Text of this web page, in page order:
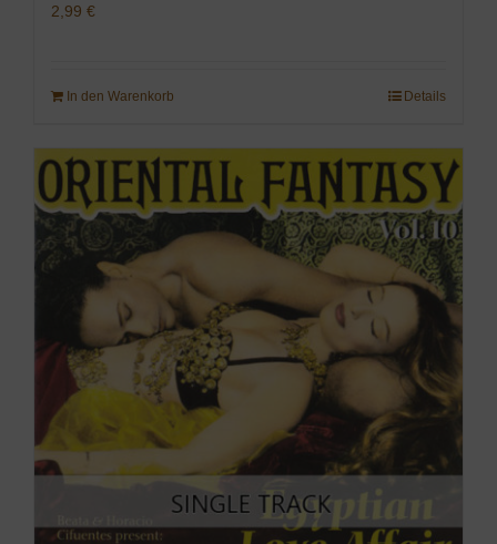
2,99 €
In den Warenkorb Details